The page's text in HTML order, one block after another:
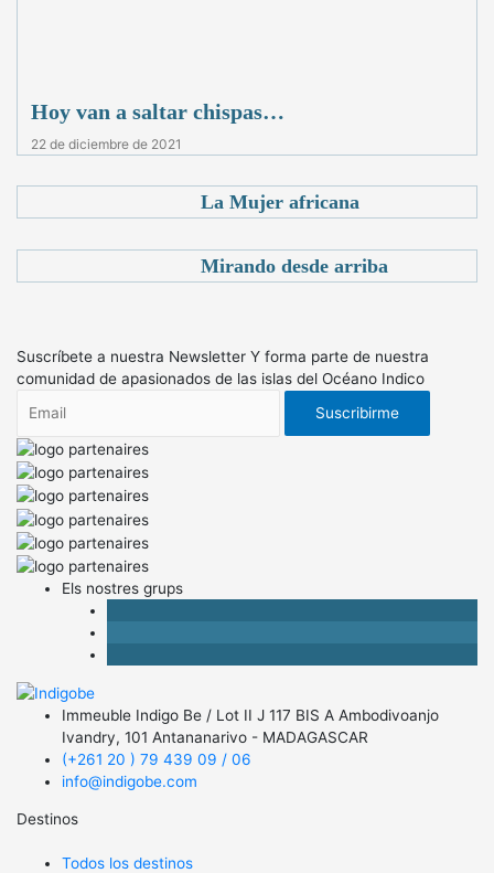
Hoy van a saltar chispas…
22 de diciembre de 2021
La Mujer africana
Mirando desde arriba
Suscríbete a nuestra Newsletter Y forma parte de nuestra
comunidad de apasionados de las islas del Océano Indico
Els nostres grups
Immeuble Indigo Be / Lot II J 117 BIS A Ambodivoanjo
Ivandry,101 Antananarivo - MADAGASCAR
(+261 20 ) 79 439 09 / 06
info@indigobe.com
Destinos
Todos los destinos